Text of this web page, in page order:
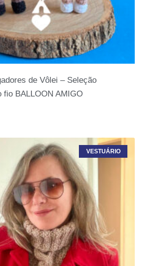
de Vôlei – Seleção
fio BALLOON AMIGO
VESTUÁRIO